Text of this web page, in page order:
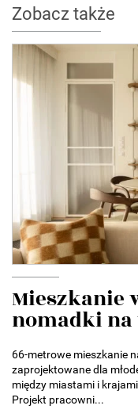
Zobacz także
Mieszkanie
nomadki
66-metrowe mieszkanie
zaprojektowane dla
między miastami i
Projekt pracowni...